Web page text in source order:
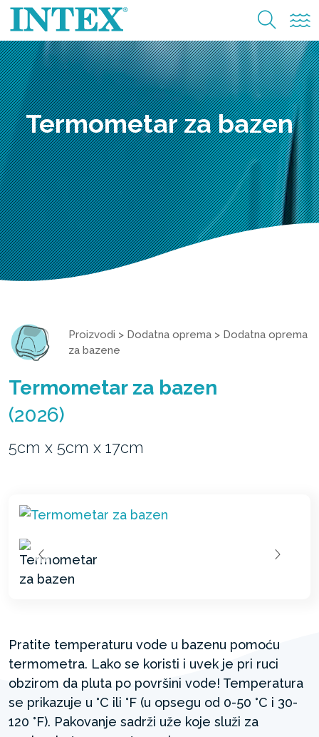
Termometar za bazen
Proizvodi > Dodatna oprema > Dodatna oprema
za bazene
Termometar za bazen
(2026)
5cm x 5cm x 17cm
Pratite temperaturu vode u bazenu pomoću
termometra. Lako se koristi i uvek je pri ruci
obzirom da pluta po površini vode! Temperatura
se prikazuje u °C ili °F (u opsegu od 0-50 °C i 30-
120 °F). Pakovanje sadrži uže koje služi za